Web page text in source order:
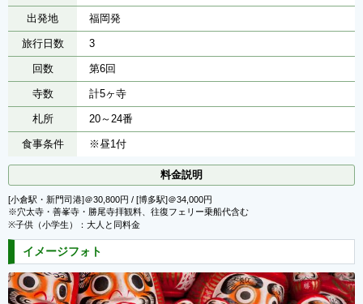
出発地 福岡発
旅行日数 3
回数 第6回
寺数 計5ヶ寺
札所 20～24番
食事条件 ※昼1付
料金説明
[小倉駅・新門司港]＠30,800円 / [博多駅]＠34,000円
※穴太寺・善峯寺・勝尾寺拝観料、往復フェリー乗船代含む
※子供（小学生）：大人と同料金
イメージフォト